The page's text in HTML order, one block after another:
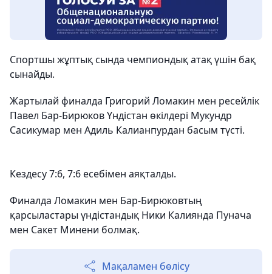
Спортшы жұптық сында чемпиондық атақ үшін бақ
сынайды.
Жартылай финалда Григорий Ломакин мен ресейлік
Павел Бар-Бирюков Үндістан өкілдері Мукундр
Сасикумар мен Адиль Калианпурдан басым түсті.
Кездесу 7:6, 7:6 есебімен аяқталды.
Финалда Ломакин мен Бар-Бирюковтың
қарсыластары үндістандық Ники Калиянда Пунача
мен Сакет Минени болмақ.
Мақаламен бөлісу